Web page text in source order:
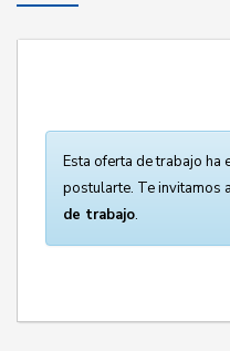
Esta oferta de trabajo ha
postularte. Te invitamos
de trabajo.